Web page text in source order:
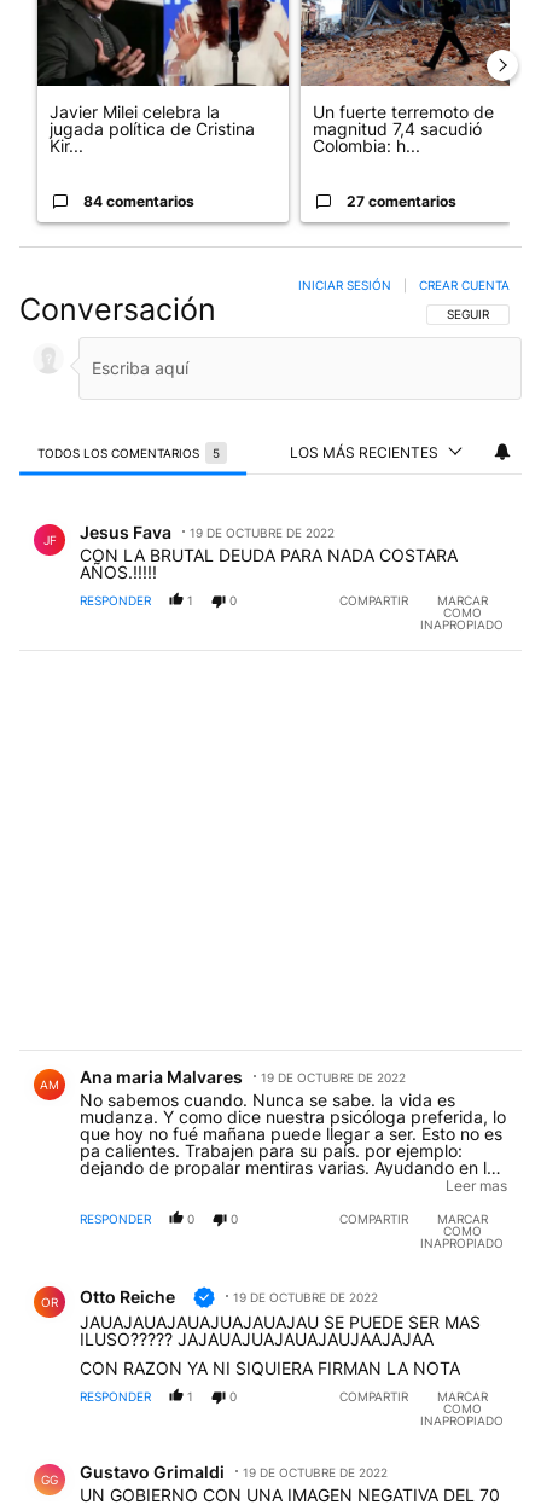
Javier Milei celebra la
jugada política de Cristina
Kir...
84 comentarios
Un fuerte terremoto de
magnitud 7,4 sacudió
Colombia: h...
27 comentarios
Conversación SIGA ESTA
SEGUIR
INICIAR SESIÓN CREAR CUENTA
TODOS LOS COMENTARIOS 5 LOS MÁS RECIENTES
JF Jesus Fava 19 DE OCTUBRE DE 2022
CON LA BRUTAL DEUDA PARA NADA COSTARA
AÑOS.!!!!!
RESPONDER 1 0 COMPARTIR
MARCAR
COMO
INAPROPIADO
AM Ana maria Malvares 19 DE OCTUBRE DE 2022
No sabemos cuando. Nunca se sabe. la vida es
mudanza. Y como dice nuestra psicóloga preferida, lo
que hoy no fué mañana puede llegar a ser. Esto no es
pa calientes. Trabajen para su país. por ejemplo:
dejando de propalar mentiras varias. Ayudando en lo
amablemente y coso. Y sobre todo tratando de no
compatriotas que ya bastante tienen con haber
Amanece que no es poco.
Leer mas
RESPONDER 0 0 COMPARTIR
MARCAR
COMO
INAPROPIADO
OR Otto Reiche 19 DE OCTUBRE DE 2022
JAUAJAUAJAUAJUAJAUAJAU SE PUEDE SER MAS
ILUSO????? JAJAUAJUAJAUAJAUJAAJAJAA
CON RAZON YA NI SIQUIERA FIRMAN LA NOTA
RESPONDER 1 0 COMPARTIR
MARCAR
COMO
INAPROPIADO
GG Gustavo Grimaldi 19 DE OCTUBRE DE 2022
UN GOBIERNO CON UNA IMAGEN NEGATIVA DEL 70